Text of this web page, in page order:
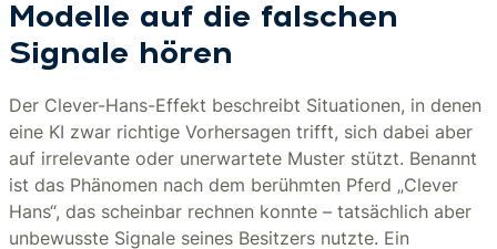
Modelle auf die falschen
Signale hören
Der Clever-Hans-Effekt beschreibt Situationen, in denen
eine KI zwar richtige Vorhersagen trifft, sich dabei aber
auf irrelevante oder unerwartete Muster stützt. Benannt
ist das Phänomen nach dem berühmten Pferd „Clever
Hans“, das scheinbar rechnen konnte – tatsächlich aber
unbewusste Signale seines Besitzers nutzte. Ein